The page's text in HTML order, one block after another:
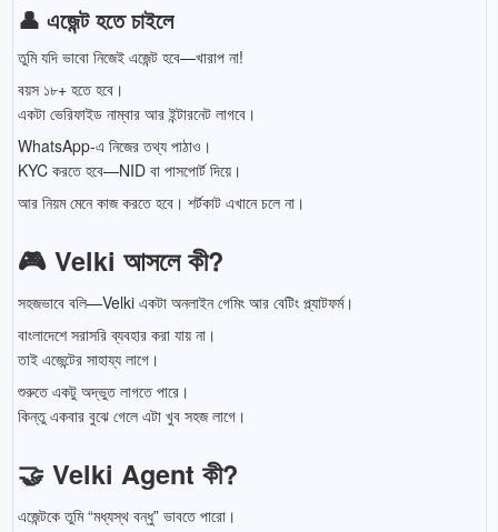
👤 এজেন্ট হতে চাইলে
তুমি যদি ভাবো নিজেই এজেন্ট হবে—খারাপ না!
বয়স ১৮+ হতে হবে।
একটা ভেরিফাইড নাম্বার আর ইন্টারনেট লাগবে।
WhatsApp-এ নিজের তথ্য পাঠাও।
KYC করতে হবে—NID বা পাসপোর্ট দিয়ে।
আর নিয়ম মেনে কাজ করতে হবে। শর্টকাট এখানে চলে না।
🎮 Velki আসলে কী?
সহজভাবে বলি—Velki একটা অনলাইন গেমিং আর বেটিং প্ল্যাটফর্ম।
বাংলাদেশে সরাসরি ব্যবহার করা যায় না।
তাই এজেন্টের সাহায্য লাগে।
শুরুতে একটু অদ্ভুত লাগতে পারে।
কিন্তু একবার বুঝে গেলে এটা খুব সহজ লাগে।
🤝 Velki Agent কী?
এজেন্টকে তুমি “মধ্যস্থ বন্ধু” ভাবতে পারো।